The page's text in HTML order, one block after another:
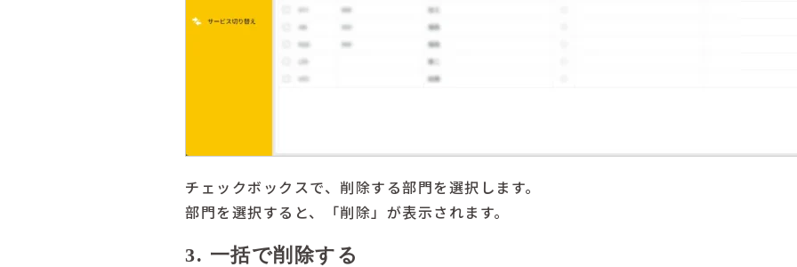
チェックボックスで、削除する部門を選択します。
部門を選択すると、「削除」が表示されます。
3. 一括で削除する